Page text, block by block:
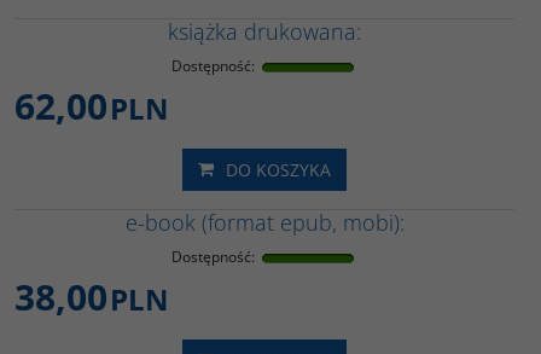
książka drukowana:
Dostępność:
62,00PLN
DO KOSZYKA
e-book (format epub, mobi):
Dostępność:
38,00PLN